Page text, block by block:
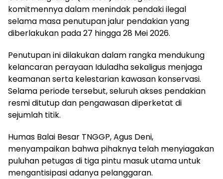
komitmennya dalam menindak pendaki ilegal
selama masa penutupan jalur pendakian yang
diberlakukan pada 27 hingga 28 Mei 2026.
Penutupan ini dilakukan dalam rangka mendukung
kelancaran perayaan Iduladha sekaligus menjaga
keamanan serta kelestarian kawasan konservasi.
Selama periode tersebut, seluruh akses pendakian
resmi ditutup dan pengawasan diperketat di
sejumlah titik.
Humas Balai Besar TNGGP, Agus Deni,
menyampaikan bahwa pihaknya telah menyiagakan
puluhan petugas di tiga pintu masuk utama untuk
mengantisipasi adanya pelanggaran.